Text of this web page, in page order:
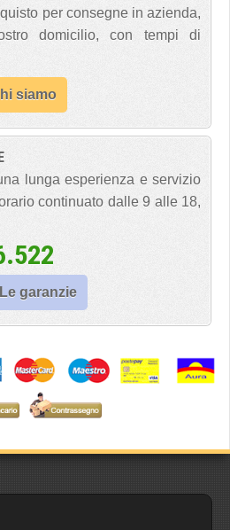
per consegne in azienda,
domicilio, con tempi di
siamo
lunga esperienza e servizio
continuato dalle 9 alle 18,
Le garanzie